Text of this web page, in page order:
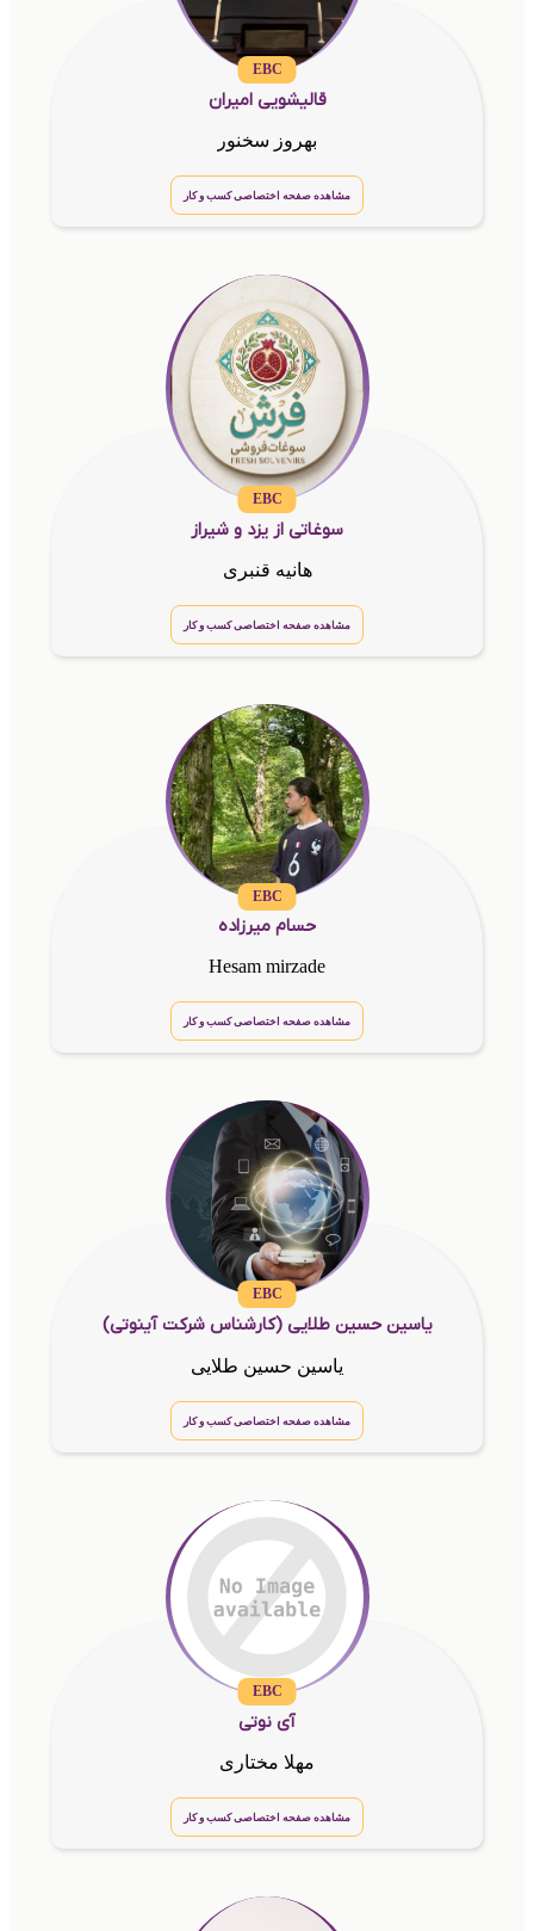
EBC
قالیشویی امیران
بهروز سخنور
مشاهده صفحه اختصاصی کسب و کار
EBC
سوغاتی از یزد و شیراز
هانیه قنبری
مشاهده صفحه اختصاصی کسب و کار
EBC
حسام میرزاده
Hesam mirzade
مشاهده صفحه اختصاصی کسب و کار
EBC
یاسین حسین طلایی (کارشناس شرکت آینوتی)
یاسین حسین طلایی
مشاهده صفحه اختصاصی کسب و کار
EBC
آی نوتی
مهلا مختاری
مشاهده صفحه اختصاصی کسب و کار